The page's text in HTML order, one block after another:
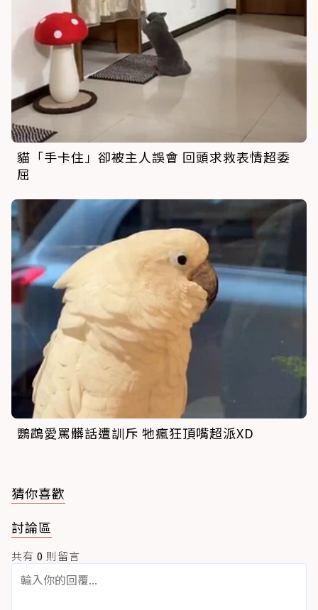
貓「手卡住」卻被主人誤會 回頭求救表情超委
屈
鸚鵡愛罵髒話遭訓斥 牠瘋狂頂嘴超派XD
猜你喜歡
討論區
共有 0 則留言